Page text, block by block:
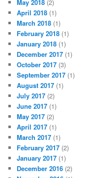
May 2018 (2)
April 2018 (1)
March 2018 (1)
February 2018 (1)
January 2018 (1)
December 2017 (1)
October 2017 (3)
September 2017 (1)
August 2017 (1)
July 2017 (2)
June 2017 (1)
May 2017 (2)
April 2017 (1)
March 2017 (1)
February 2017 (2)
January 2017 (1)
December 2016 (2)